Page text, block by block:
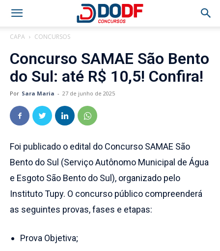
CAPA CONCURSOS
Concurso SAMAE São Bento
do Sul: até R$ 10,5! Confira!
Por Sara Maria - 27 de junho de 2025
Foi publicado o edital do Concurso SAMAE São
Bento do Sul (Serviço Autônomo Municipal de Água
e Esgoto São Bento do Sul), organizado pelo
Instituto Tupy. O concurso público compreenderá
as seguintes provas, fases e etapas:
Prova Objetiva;